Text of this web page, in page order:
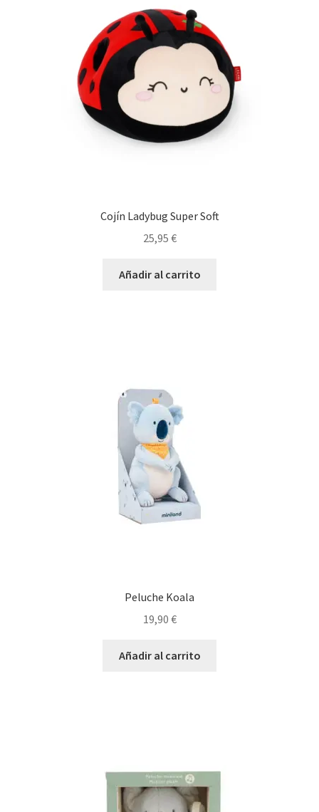
Cojín Ladybug Super Soft
25,95 €
Añadir al carrito
Peluche Koala
19,90 €
Añadir al carrito